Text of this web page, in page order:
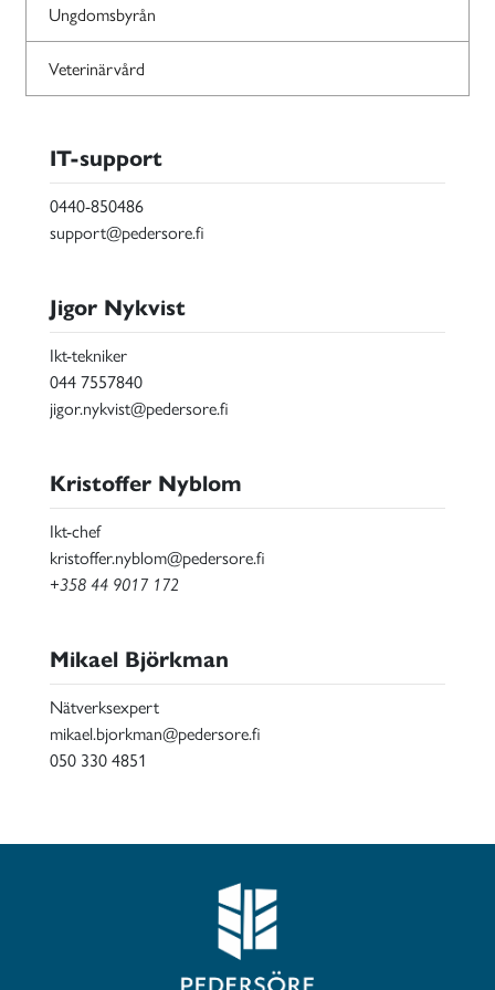
IT-support
0440-850486
support@pedersore.fi
Jigor Nykvist
Ikt-tekniker
044 7557840
jigor.nykvist@pedersore.fi
Kristoffer Nyblom
Ikt-chef
kristoffer.nyblom@pedersore.fi
+358 44 9017 172
Mikael Björkman
Nätverksexpert
mikael.bjorkman@pedersore.fi
050 330 4851
Ungdomsbyrån
Veterinärvård